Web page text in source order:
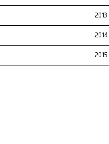
2013
2014
2015